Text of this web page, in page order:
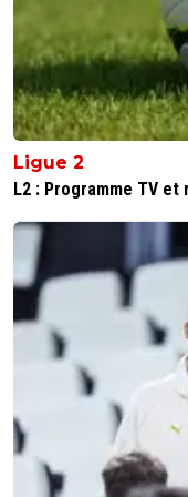
pourquoi
0+
juni-is-back
Quand on y
fader08
Oui et
alex-
Ce match
Ligue 2
L2 : Programme TV